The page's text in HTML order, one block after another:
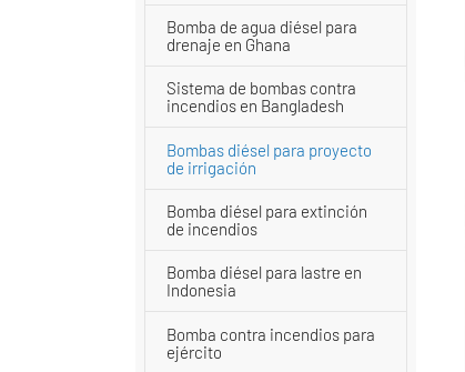
Bomba de agua diésel para
drenaje en Ghana
Sistema de bombas contra
incendios en Bangladesh
Bombas diésel para proyecto
de irrigación
Bomba diésel para extinción
de incendios
Bomba diésel para lastre en
Indonesia
Bomba contra incendios para
ejército